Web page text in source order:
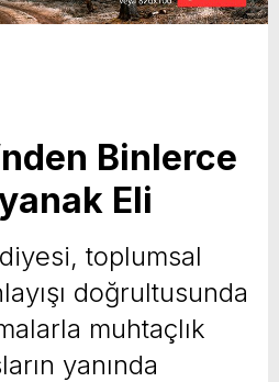
Binlerce
Eli
toplumsal
doğrultusunda
muhtaçlık
yanında